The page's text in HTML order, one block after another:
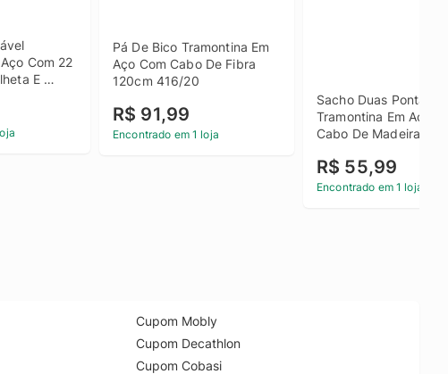
Com 22
E
Pá De Bico Tramontina Em
Aço Com Cabo De Fibra
120cm 416/20
R$ 91,99
Encontrado em 1 loja
Sacho Duas Pontas
Tramontina Em Aço
Cabo De Madeira
R$ 55,99
Encontrado em 1 loja
Cupom Mobly
Cupom Decathlon
Cupom Cobasi